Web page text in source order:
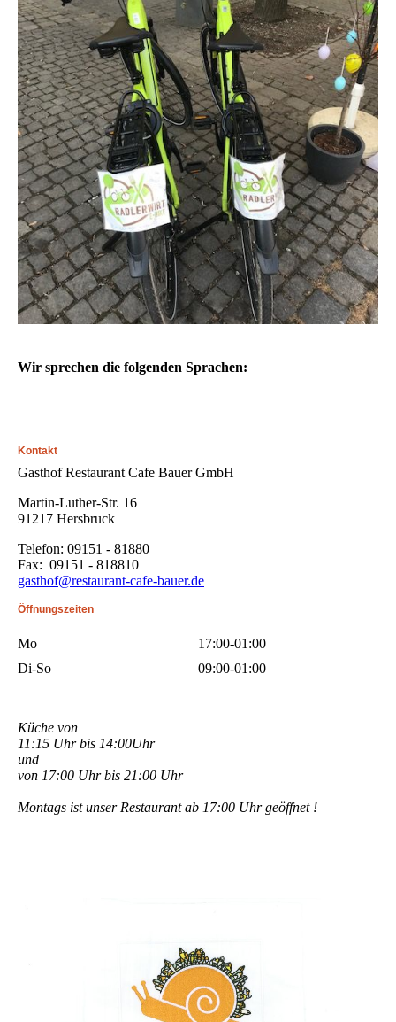
Wir sprechen die folgenden Sprachen:
Kontakt
Gasthof Restaurant Cafe Bauer GmbH
Martin-Luther-Str. 16
91217 Hersbruck
Telefon: 09151 - 81880
Fax: 09151 - 818810
gasthof@restaurant-cafe-bauer.de
Öffnungszeiten
Mo
17:00-01:00
Di-So
09:00-01:00
Küche von
11:15 Uhr bis 14:00Uhr
und
von 17:00 Uhr bis 21:00 Uhr
Montags ist unser Restaurant ab 17:00 Uhr geöffnet !